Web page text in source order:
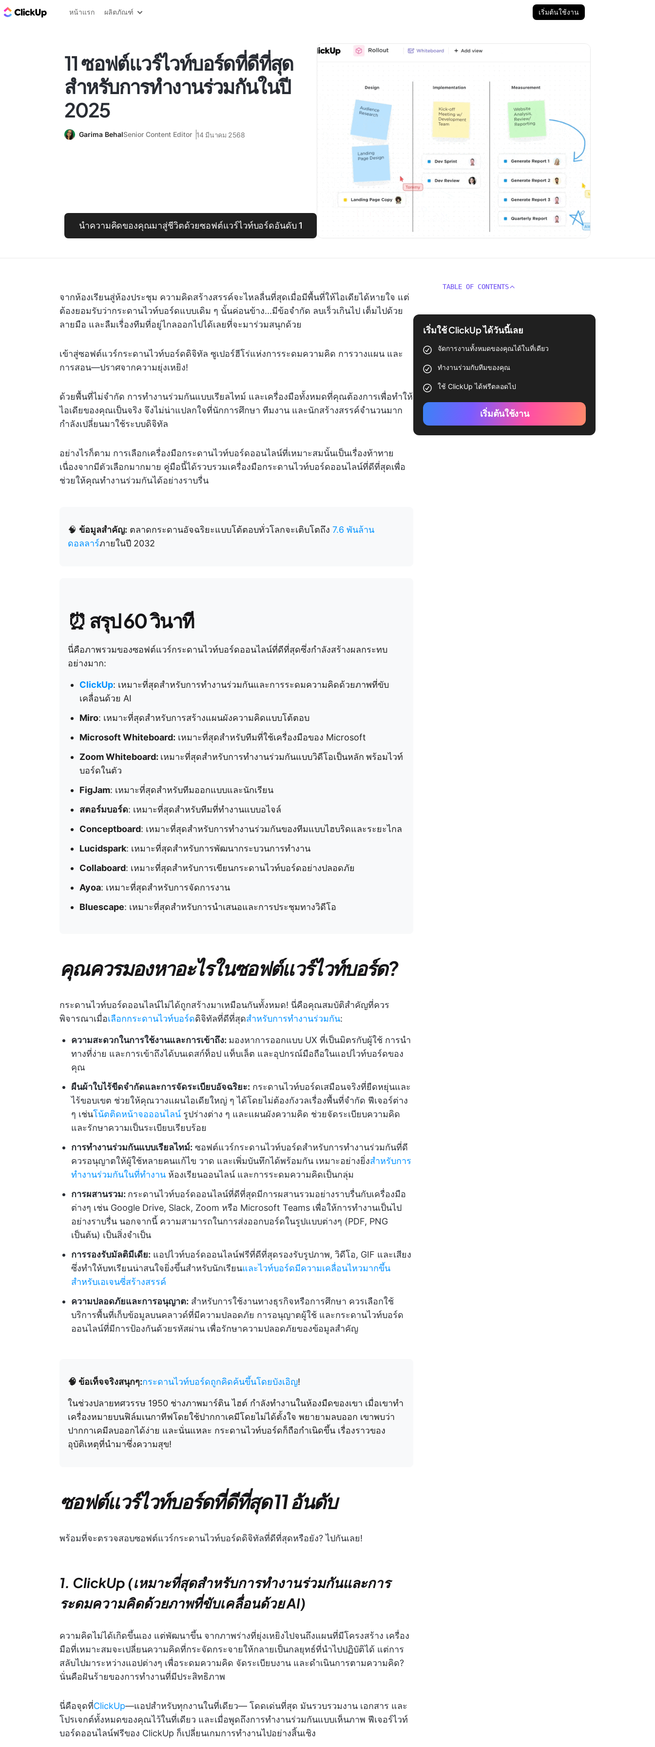
บล็อก ClickUp
หน้าแรก ผลิตภัณฑ์ เริ่มต้นใช้งาน
11 ซอฟต์แวร์ไวท์บอร์ดที่ดีที่สุด
สำหรับการทำงานร่วมกันในปี
2025
Garima BehalSenior Content Editor 14 มีนาคม 2568
นำความคิดของคุณมาสู่ชีวิตด้วยซอฟต์แวร์ไวท์บอร์ดอันดับ 1
จากห้องเรียนสู่ห้องประชุม ความคิดสร้างสรรค์จะไหลลื่นที่สุดเมื่อมีพื้นที่ให้ไอเดียได้หายใจ แต่
ต้องยอมรับว่ากระดานไวท์บอร์ดแบบเดิม ๆ นั้นค่อนข้าง...มีข้อจำกัด ลบเร็วเกินไป เต็มไปด้วย
ลายมือ และลืมเรื่องทีมที่อยู่ไกลออกไปได้เลยที่จะมาร่วมสนุกด้วย
เข้าสู่ซอฟต์แวร์กระดานไวท์บอร์ดดิจิทัล ซูเปอร์ฮีโร่แห่งการระดมความคิด การวางแผน และ
การสอน—ปราศจากความยุ่งเหยิง!
ด้วยพื้นที่ไม่จำกัด การทำงานร่วมกันแบบเรียลไทม์ และเครื่องมือทั้งหมดที่คุณต้องการเพื่อทำให้
ไอเดียของคุณเป็นจริง จึงไม่น่าแปลกใจที่นักการศึกษา ทีมงาน และนักสร้างสรรค์จำนวนมาก
กำลังเปลี่ยนมาใช้ระบบดิจิทัล
อย่างไรก็ตาม การเลือกเครื่องมือกระดานไวท์บอร์ดออนไลน์ที่เหมาะสมนั้นเป็นเรื่องท้าทาย
เนื่องจากมีตัวเลือกมากมาย คู่มือนี้ได้รวบรวมเครื่องมือกระดานไวท์บอร์ดออนไลน์ที่ดีที่สุดเพื่อ
ช่วยให้คุณทำงานร่วมกันได้อย่างราบรื่น
🧠 ข้อมูลสำคัญ: ตลาดกระดานอัจฉริยะแบบโต้ตอบทั่วโลกจะเติบโตถึง 7.6 พันล้าน
ดอลลาร์ภายในปี 2032
⏰ สรุป 60 วินาที
นี่คือภาพรวมของซอฟต์แวร์กระดานไวท์บอร์ดออนไลน์ที่ดีที่สุดซึ่งกำลังสร้างผลกระทบ
อย่างมาก:
ClickUp: เหมาะที่สุดสำหรับการทำงานร่วมกันและการระดมความคิดด้วยภาพที่ขับ
เคลื่อนด้วย AI
Miro: เหมาะที่สุดสำหรับการสร้างแผนผังความคิดแบบโต้ตอบ
Microsoft Whiteboard: เหมาะที่สุดสำหรับทีมที่ใช้เครื่องมือของ Microsoft
Zoom Whiteboard: เหมาะที่สุดสำหรับการทำงานร่วมกันแบบวิดีโอเป็นหลัก พร้อมไวท์
บอร์ดในตัว
FigJam: เหมาะที่สุดสำหรับทีมออกแบบและนักเรียน
สตอร์มบอร์ด: เหมาะที่สุดสำหรับทีมที่ทำงานแบบอไจล์
Conceptboard: เหมาะที่สุดสำหรับการทำงานร่วมกันของทีมแบบไฮบริดและระยะไกล
Lucidspark: เหมาะที่สุดสำหรับการพัฒนากระบวนการทำงาน
Collaboard: เหมาะที่สุดสำหรับการเขียนกระดานไวท์บอร์ดอย่างปลอดภัย
Ayoa: เหมาะที่สุดสำหรับการจัดการงาน
Bluescape: เหมาะที่สุดสำหรับการนำเสนอและการประชุมทางวิดีโอ
คุณควรมองหาอะไรในซอฟต์แวร์ไวท์บอร์ด?
กระดานไวท์บอร์ดออนไลน์ไม่ได้ถูกสร้างมาเหมือนกันทั้งหมด! นี่คือคุณสมบัติสำคัญที่ควร
พิจารณาเมื่อเลือกกระดานไวท์บอร์ดดิจิทัลที่ดีที่สุดสำหรับการทำงานร่วมกัน:
ความสะดวกในการใช้งานและการเข้าถึง: มองหาการออกแบบ UX ที่เป็นมิตรกับผู้ใช้ การนำ
ทางที่ง่าย และการเข้าถึงได้บนเดสก์ท็อป แท็บเล็ต และอุปกรณ์มือถือในแอปไวท์บอร์ดของ
คุณ
ผืนผ้าใบไร้ขีดจำกัดและการจัดระเบียบอัจฉริยะ: กระดานไวท์บอร์ดเสมือนจริงที่ยืดหยุ่นและ
ไร้ขอบเขต ช่วยให้คุณวางแผนไอเดียใหญ่ ๆ ได้โดยไม่ต้องกังวลเรื่องพื้นที่จำกัด ฟีเจอร์ต่าง
ๆ เช่นโน้ตติดหน้าจอออนไลน์ รูปร่างต่าง ๆ และแผนผังความคิด ช่วยจัดระเบียบความคิด
และรักษาความเป็นระเบียบเรียบร้อย
การทำงานร่วมกันแบบเรียลไทม์: ซอฟต์แวร์กระดานไวท์บอร์ดสำหรับการทำงานร่วมกันที่ดี
ควรอนุญาตให้ผู้ใช้หลายคนแก้ไข วาด และเพิ่มบันทึกได้พร้อมกัน เหมาะอย่างยิ่งสำหรับการ
ทำงานร่วมกันในที่ทำงาน ห้องเรียนออนไลน์ และการระดมความคิดเป็นกลุ่ม
การผสานรวม: กระดานไวท์บอร์ดออนไลน์ที่ดีที่สุดมีการผสานรวมอย่างราบรื่นกับเครื่องมือ
ต่างๆ เช่น Google Drive, Slack, Zoom หรือ Microsoft Teams เพื่อให้การทำงานเป็นไป
อย่างราบรื่น นอกจากนี้ ความสามารถในการส่งออกบอร์ดในรูปแบบต่างๆ (PDF, PNG
เป็นต้น) เป็นสิ่งจำเป็น
การรองรับมัลติมีเดีย: แอปไวท์บอร์ดออนไลน์ฟรีที่ดีที่สุดรองรับรูปภาพ, วิดีโอ, GIF และเสียง
ซึ่งทำให้บทเรียนน่าสนใจยิ่งขึ้นสำหรับนักเรียนและไวท์บอร์ดมีความเคลื่อนไหวมากขึ้น
สำหรับเอเจนซี่สร้างสรรค์
ความปลอดภัยและการอนุญาต: สำหรับการใช้งานทางธุรกิจหรือการศึกษา ควรเลือกใช้
บริการพื้นที่เก็บข้อมูลบนคลาวด์ที่มีความปลอดภัย การอนุญาตผู้ใช้ และกระดานไวท์บอร์ด
ออนไลน์ที่มีการป้องกันด้วยรหัสผ่าน เพื่อรักษาความปลอดภัยของข้อมูลสำคัญ
🧠 ข้อเท็จจริงสนุกๆ:กระดานไวท์บอร์ดถูกคิดค้นขึ้นโดยบังเอิญ!
ในช่วงปลายทศวรรษ 1950 ช่างภาพมาร์ติน ไฮต์ กำลังทำงานในห้องมืดของเขา เมื่อเขาทำ
เครื่องหมายบนฟิล์มเนกาทีฟโดยใช้ปากกาเคมีโดยไม่ได้ตั้งใจ พยายามลบออก เขาพบว่า
ปากกาเคมีลบออกได้ง่าย และนั่นแหละ กระดานไวท์บอร์ดก็ถือกำเนิดขึ้น เรื่องราวของ
อุบัติเหตุที่นำมาซึ่งความสุข!
ซอฟต์แวร์ไวท์บอร์ดที่ดีที่สุด 11 อันดับ
พร้อมที่จะตรวจสอบซอฟต์แวร์กระดานไวท์บอร์ดดิจิทัลที่ดีที่สุดหรือยัง? ไปกันเลย!
1. ClickUp (เหมาะที่สุดสำหรับการทำงานร่วมกันและการ
ระดมความคิดด้วยภาพที่ขับเคลื่อนด้วย AI)
ความคิดไม่ได้เกิดขึ้นเอง แต่พัฒนาขึ้น จากภาพร่างที่ยุ่งเหยิงไปจนถึงแผนที่มีโครงสร้าง เครื่อง
มือที่เหมาะสมจะเปลี่ยนความคิดที่กระจัดกระจายให้กลายเป็นกลยุทธ์ที่นำไปปฏิบัติได้ แต่การ
สลับไปมาระหว่างแอปต่างๆ เพื่อระดมความคิด จัดระเบียบงาน และดำเนินการตามความคิด?
นั่นคือฝันร้ายของการทำงานที่มีประสิทธิภาพ
นี่คือจุดที่ClickUp—แอปสำหรับทุกงานในที่เดียว— โดดเด่นที่สุด มันรวบรวมงาน เอกสาร และ
โปรเจกต์ทั้งหมดของคุณไว้ในที่เดียว และเมื่อพูดถึงการทำงานร่วมกันแบบเห็นภาพ ฟีเจอร์ไวท์
บอร์ดออนไลน์ฟรีของ ClickUp ก็เปลี่ยนเกมการทำงานไปอย่างสิ้นเชิง
TABLE OF CONTENTS
เริ่มใช้ ClickUp ได้วันนี้เลย
จัดการงานทั้งหมดของคุณได้ในที่เดียว
ทำงานร่วมกับทีมของคุณ
ใช้ ClickUp ได้ฟรีตลอดไป
เริ่มต้นใช้งาน